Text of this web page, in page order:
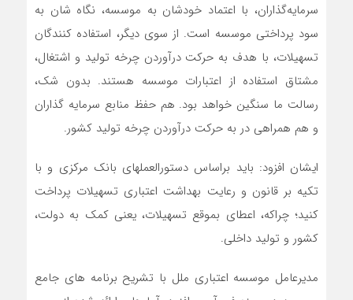
سرمایه‌گذاران، با اعتماد خودشان به موسسه، نگاه شان به
سود پرداختی موسسه است. از سوی دیگر، استفاده کنندگان
تسهیلات، با هدف به حرکت درآوردن چرخه تولید و اشتغال،
مشتاق استفاده از اعتبارات موسسه هستند. بدون شک،
رسالت ما سنگین خواهد بود. هم حفظ منابع سرمایه گذاران
و هم همراهی در به حرکت درآوردن چرخه تولید کشور.
ایشان افزود: باید براساس دستورالعملهای بانک مرکزی و با
تکیه بر قانون و رعایت بهداشت اعتباری تسهیلات پرداخت
کنید؛ چراکه، اعطای بموقع تسهیلات، یعنی کمک به دولت،
کشور و تولید داخلی.
مدیرعامل موسسه اعتباری ملل با تشریح برنامه های جامع